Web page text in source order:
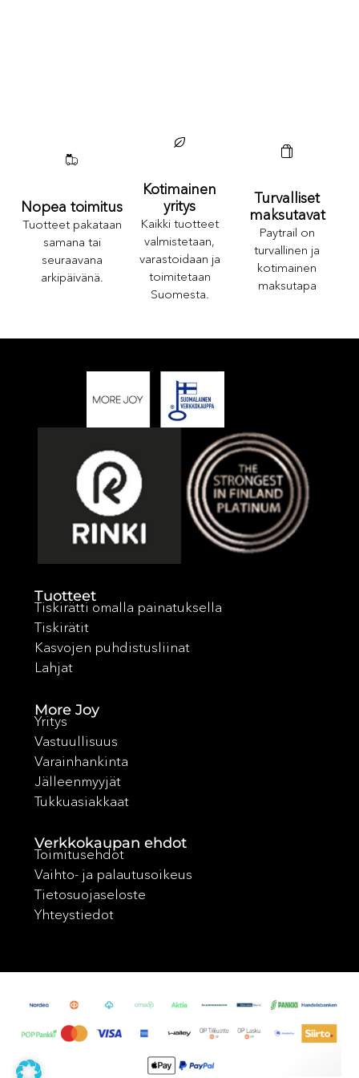
Nopea toimitus
Tuotteet pakataan
samana tai
seuraavana
arkipäivänä.
Kotimainen
yritys
Kaikki tuotteet
valmistetaan,
varastoidaan ja
toimitetaan
Suomesta.
Turvalliset
maksutavat
Paytrail on
turvallinen ja
kotimainen
maksutapa
Tuotteet
Tiskirätti omalla painatuksella
Tiskirätit
Kasvojen puhdistusliinat
Lahjat
More Joy
Yritys
Vastuullisuus
Varainhankinta
Jälleenmyyjät
Tukkuasiakkaat
Verkkokaupan ehdot
Toimitusehdot
Vaihto- ja palautusoikeus
Tietosuojaseloste
Yhteystiedot